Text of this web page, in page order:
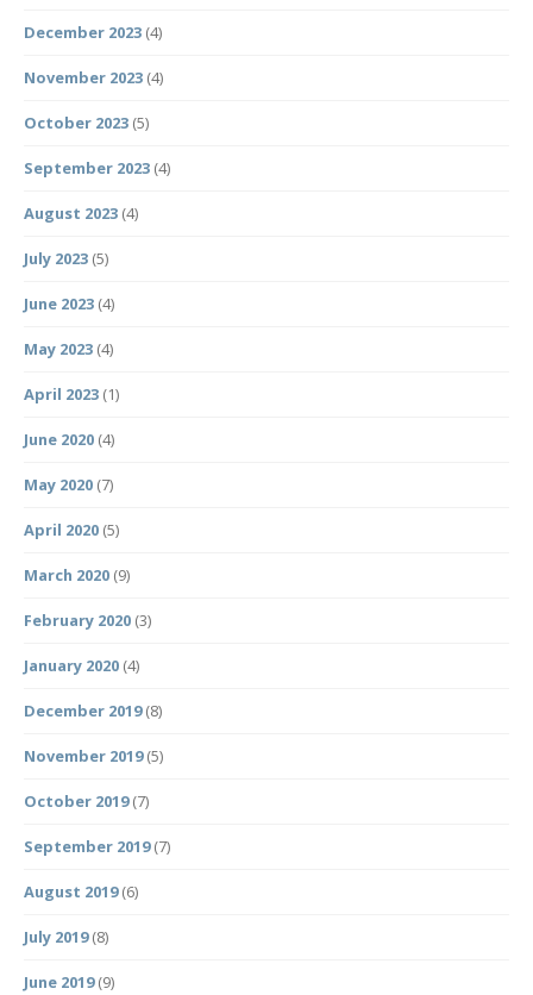
December 2023 (4)
November 2023 (4)
October 2023 (5)
September 2023 (4)
August 2023 (4)
July 2023 (5)
June 2023 (4)
May 2023 (4)
April 2023 (1)
June 2020 (4)
May 2020 (7)
April 2020 (5)
March 2020 (9)
February 2020 (3)
January 2020 (4)
December 2019(8)
November 2019(5)
October 2019(7)
September 2019(7)
August 2019(6)
July 2019(8)
June 2019(9)